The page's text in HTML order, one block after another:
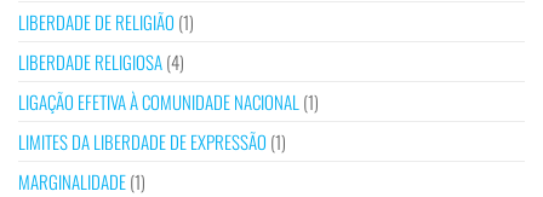
LIBERDADE DE RELIGIÃO (1)
LIBERDADE RELIGIOSA(4)
LIGAÇÃO EFETIVA À COMUNIDADE NACIONAL(1)
LIMITES DA LIBERDADE DE EXPRESSÃO (1)
MARGINALIDADE(1)